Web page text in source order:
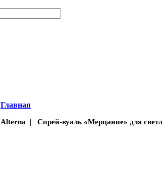
Главная
Alterna | Спрей-вуаль «Мерцание» для